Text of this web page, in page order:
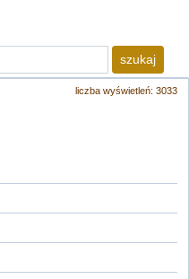
szukaj
liczba wyświetleń: 3033